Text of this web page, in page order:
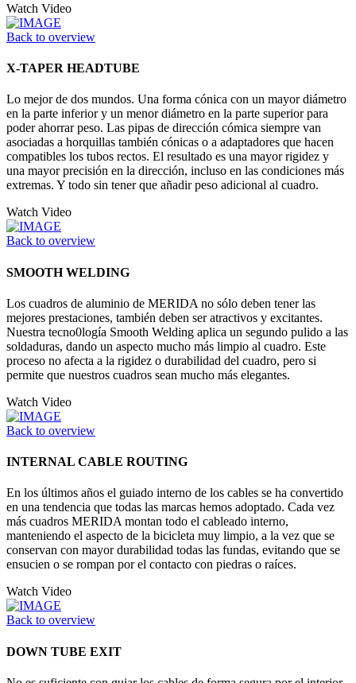
Watch Video
Back to overview
X-TAPER HEADTUBE
Lo mejor de dos mundos. Una forma cónica con un mayor diámetro
en la parte inferior y un menor diámetro en la parte superior para
poder ahorrar peso. Las pipas de dirección cómica siempre van
asociadas a horquillas también cónicas o a adaptadores que hacen
compatibles los tubos rectos. El resultado es una mayor rigidez y
una mayor precisión en la dirección, incluso en las condiciones más
extremas. Y todo sin tener que añadir peso adicional al cuadro.
Watch Video
Back to overview
SMOOTH WELDING
Los cuadros de aluminio de MERIDA no sólo deben tener las
mejores prestaciones, también deben ser atractivos y excitantes.
Nuestra tecno0logía Smooth Welding aplica un segundo pulido a las
soldaduras, dando un aspecto mucho más limpio al cuadro. Este
proceso no afecta a la rigidez o durabilidad del cuadro, pero si
permite que nuestros cuadros sean mucho más elegantes.
Watch Video
Back to overview
INTERNAL CABLE ROUTING
En los últimos años el guiado interno de los cables se ha convertido
en una tendencia que todas las marcas hemos adoptado. Cada vez
más cuadros MERIDA montan todo el cableado interno,
manteniendo el aspecto de la bicicleta muy limpio, a la vez que se
conservan con mayor durabilidad todas las fundas, evitando que se
ensucien o se rompan por el contacto con piedras o raíces.
Watch Video
Back to overview
DOWN TUBE EXIT